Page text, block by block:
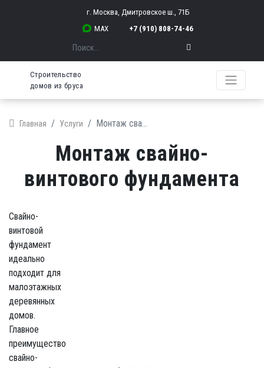
г. Москва, Дмитровское ш., 71Б
MAX
+7 (910) 808-74-46
Строительство
домов из бруса
Главная Услуги Монтаж свайно-винтового фундамента
Монтаж свайно-
винтового фундамента
Свайно-
винтовой
фундамент
идеально
подходит для
малоэтажных
деревянных
домов.
Главное
преимущество
свайно-